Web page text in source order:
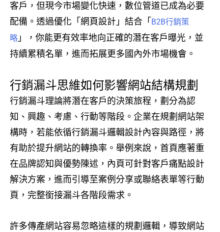
客戶，但現今市場變化快速，數位管道已成為必要
配備。透過優化「網頁設計」結合「 B2B行銷策
略 」，你能更有效率地向正確的潛在客戶曝光，並
持續累積名單，進而拓展更多國內外市場機會。
行銷漏斗思維如何影響網站結構規劃
行銷漏斗理論將潛在客戶的決策旅程，劃分為認
知、興趣、考慮、行動等階段。企業在規劃網站架
構時，若能依循行銷漏斗邏輯設計內容與路徑，將
有助於提升網站的轉換率。舉例來說，首頁應著重
在品牌認知與優勢陳述，內頁可針對客戶痛點設計
解決方案，進而引導至案例分享或聯絡表單等行動
頁，完整銜接漏斗各階段需求。
許多傳產網站容易忽略這樣的規劃邏輯，導致網站